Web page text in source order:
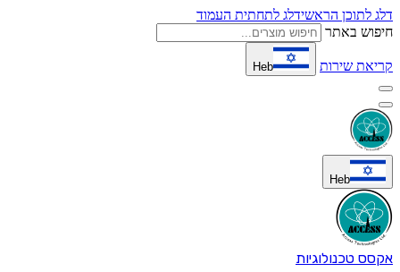
דלג לתוכן הראשידלג לתחתית העמוד
חיפוש באתר
קריאת שירות Heb
Heb
אקסס טכנולוגיות